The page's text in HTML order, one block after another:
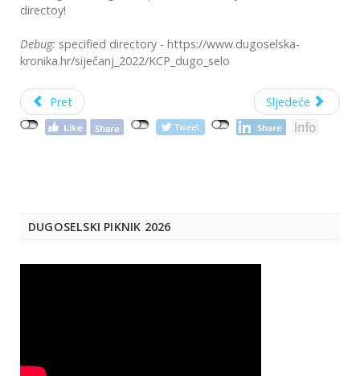
directoy!
Debug: specified directory - https://www.dugoselska-
kronika.hr/siječanj_2022/KCP_dugo_selo
Pret Sljedeće
DUGOSELSKI PIKNIK 2026